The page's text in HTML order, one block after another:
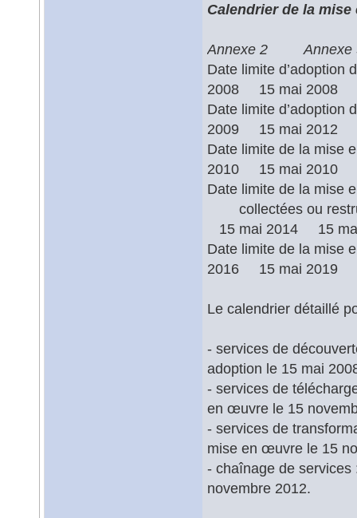
Calendrier de la mise
Annexe 2 Annexe
Date limite
2008 15 mai 2008
Date limite
2009 15 mai 2012
Date limite de la
2010 15 mai 2010
Date limite de la mise
collectées ou
15 mai 2014 15
Date limite de la
2016 15 mai 2019
Le calendrier détaillé
- services de
adoption le 15 mai
- services de
en œuvre le 15
- services de
mise en œuvre le 15
- chaînage de
novembre 2012.